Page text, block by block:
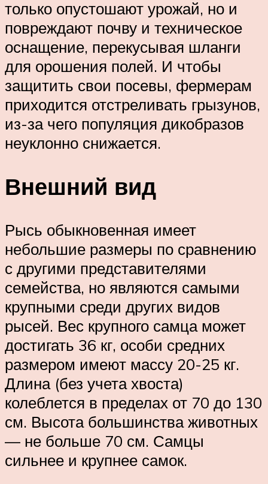
только опустошают урожай, но и
повреждают почву и техническое
оснащение, перекусывая шланги
для орошения полей. И чтобы
защитить свои посевы, фермерам
приходится отстреливать грызунов,
из-за чего популяция дикобразов
неуклонно снижается.
Внешний вид
Рысь обыкновенная имеет
небольшие размеры по сравнению
с другими представителями
семейства, но являются самыми
крупными среди других видов
рысей. Вес крупного самца может
достигать 36 кг, особи средних
размером имеют массу 20-25 кг.
Длина (без учета хвоста)
колеблется в пределах от 70 до 130
см. Высота большинства животных
— не больше 70 см. Самцы
сильнее и крупнее самок.